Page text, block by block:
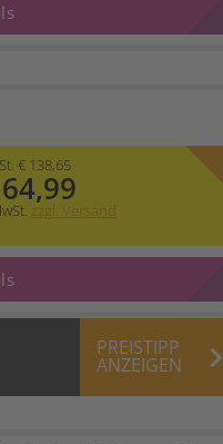
€ 138,65
zzgl. Versand
PREISTIPP
ANZEIGEN keyboard_arrow_right